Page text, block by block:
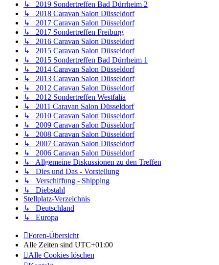
↳ 2019 Sondertreffen Bad Dürrheim 2
↳ 2018 Caravan Salon Düsseldorf
↳ 2017 Caravan Salon Düsseldorf
↳ 2017 Sondertreffen Freiburg
↳ 2016 Caravan Salon Düsseldorf
↳ 2015 Caravan Salon Düsseldorf
↳ 2015 Sondertreffen Bad Dürrheim 1
↳ 2014 Caravan Salon Düsseldorf
↳ 2013 Caravan Salon Düsseldorf
↳ 2012 Caravan Salon Düsseldorf
↳ 2012 Sondertreffen Westfalia
↳ 2011 Caravan Salon Düsseldorf
↳ 2010 Caravan Salon Düsseldorf
↳ 2009 Caravan Salon Düsseldorf
↳ 2008 Caravan Salon Düsseldorf
↳ 2007 Caravan Salon Düsseldorf
↳ 2006 Caravan Salon Düsseldorf
↳ Allgemeine Diskussionen zu den Treffen
↳ Dies und Das - Vorstellung
↳ Verschiffung - Shipping
↳ Diebstahl
Stellplatz-Verzeichnis
↳ Deutschland
↳ Europa
Foren-Übersicht
Alle Zeiten sind UTC+01:00
Alle Cookies löschen